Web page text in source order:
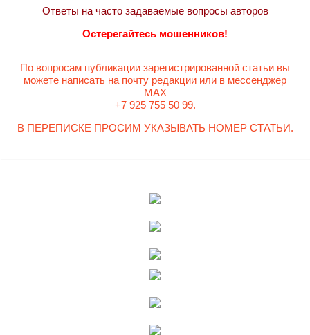
Ответы на часто задаваемые вопросы авторов
Остерегайтесь мошенников!
По вопросам публикации зарегистрированной статьи вы
можете написать на почту редакции или в мессенджер
MAX
+7 925 755 50 99.
В ПЕРЕПИСКЕ ПРОСИМ УКАЗЫВАТЬ НОМЕР СТАТЬИ.